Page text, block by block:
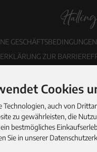
ERKLÄRUNG ZUR
Cookies
auch von
zu gewährleisten, die
bestmögliches
Sie in unserer